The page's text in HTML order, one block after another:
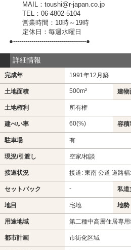
MAIL：toushi@r-japan.co.jp
TEL：06-4802-5104
営業時間：10時～19時
定休日：毎週水曜日
●------------------------------------●
詳細情報
完成年 1991年12月築
土地面積 500m² 建物
土地権利 所有権
建ぺい率 60(%) 容積
駐車場 有
現況/引渡し 空家/相談
接道状況 接道: 東南 公道 道路幅
セットバック - 私道
地目 宅地 地勢
用途地域 第二種中高層住居専
都市計画 市街化区域